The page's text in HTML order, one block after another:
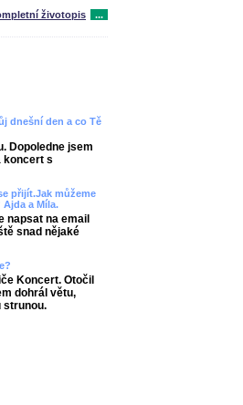
životopis ...
dnešní den a co Tě
Dopoledne jsem
koncert s
přijít.Jak můžeme
a Míla.
napsat na email
snad nějaké
Koncert. Otočil
dohrál větu,
strunou.